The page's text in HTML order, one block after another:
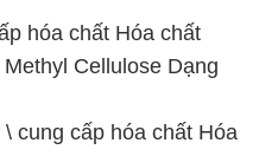
hóa chất Hóa chất
Cellulose Dạng
cung cấp hóa chất Hóa